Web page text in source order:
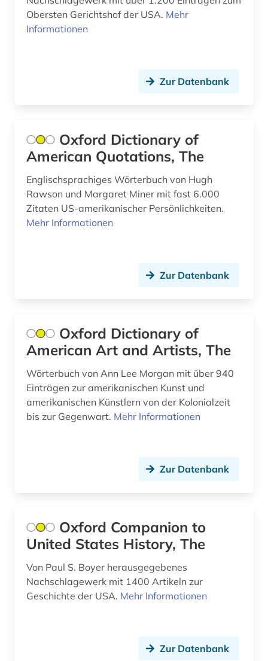
elektronische zeitung (2)
englisch (12)
englisches sprachgebiet (4)
entwicklungshilfe (1)
entwicklungspolitik (1)
ereignis (1)
eritrea (1)
eu-richtlinien (1)
european patent office (1)
Obersten Gerichtshof der USA. Mehr
Informationen
Zur Datenbank
Oxford Dictionary of
American Quotations, The
Englischsprachiges Wörterbuch von Hugh
Rawson und Margaret Miner mit fast 6.000
Zitaten US-amerikanischer Persönlichkeiten.
Mehr Informationen
Zur Datenbank
Oxford Dictionary of
American Art and Artists, The
Wörterbuch von Ann Lee Morgan mit über 940
Einträgen zur amerikanischen Kunst und
amerikanischen Künstlern von der Kolonialzeit
bis zur Gegenwart. Mehr Informationen
Zur Datenbank
Oxford Companion to
United States History, The
Von Paul S. Boyer herausgegebenes
Nachschlagewerk mit 1400 Artikeln zur
Geschichte der USA. Mehr Informationen
Zur Datenbank